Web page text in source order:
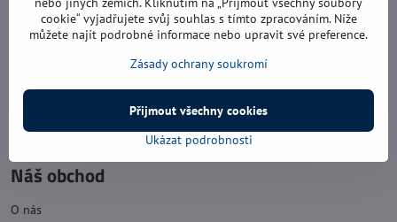
středa: 8:00 - 16:00
čtvrtek: 8:00 - 17:00
sobota: 8:00 - 11:30
Náš obchod
O nás
cookie“ vyjadřujete svůj souhlas s tímto zpracováním. Níže
můžete najít podrobné informace nebo upravit své preference.
Zásady ochrany soukromí
Ukázat podrobnosti
Přijmout všechny cookies